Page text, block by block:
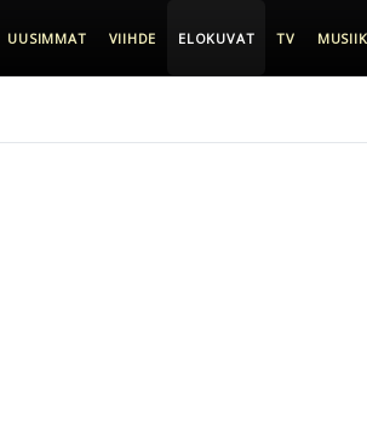
UUSIMMAT VIIHDE ELOKUVAT TV